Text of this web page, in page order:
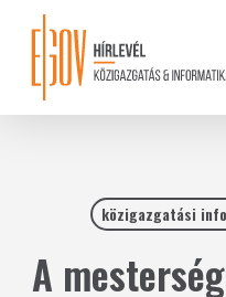
content
közigazgatási
A